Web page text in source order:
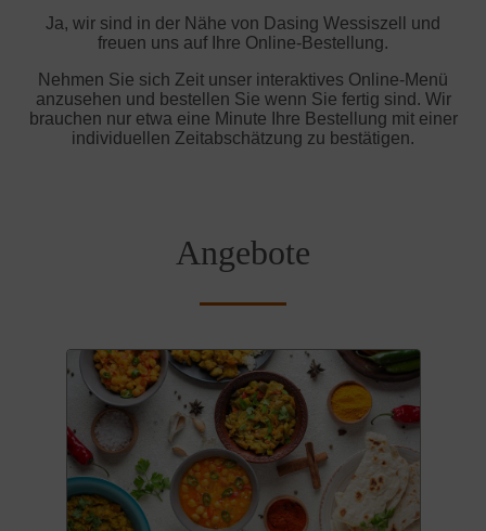
Ja, wir sind in der Nähe von Dasing Wessiszell und
freuen uns auf Ihre Online-Bestellung.
Nehmen Sie sich Zeit unser interaktives Online-Menü
anzusehen und bestellen Sie wenn Sie fertig sind. Wir
brauchen nur etwa eine Minute Ihre Bestellung mit einer
individuellen Zeitabschätzung zu bestätigen.
Angebote